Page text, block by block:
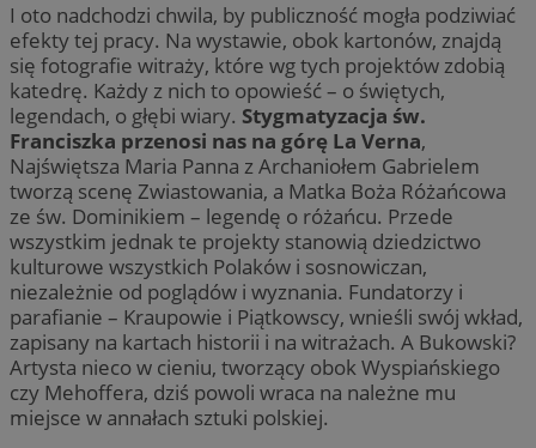
I oto nadchodzi chwila, by publiczność mogła podziwiać
efekty tej pracy. Na wystawie, obok kartonów, znajdą
się fotografie witraży, które wg tych projektów zdobią
katedrę. Każdy z nich to opowieść – o świętych,
legendach, o głębi wiary. Stygmatyzacja św.
Franciszka przenosi nas na górę La Verna,
Najświętsza Maria Panna z Archaniołem Gabrielem
tworzą scenę Zwiastowania, a Matka Boża Różańcowa
ze św. Dominikiem – legendę o różańcu. Przede
wszystkim jednak te projekty stanowią dziedzictwo
kulturowe wszystkich Polaków i sosnowiczan,
niezależnie od poglądów i wyznania. Fundatorzy i
parafianie – Kraupowie i Piątkowscy, wnieśli swój wkład,
zapisany na kartach historii i na witrażach. A Bukowski?
Artysta nieco w cieniu, tworzący obok Wyspiańskiego
czy Mehoffera, dziś powoli wraca na należne mu
miejsce w annałach sztuki polskiej.